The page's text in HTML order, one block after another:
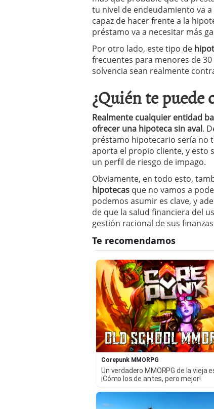
tu nivel de endeudamiento va
capaz de hacer frente a la
préstamo va a necesitar más
Por otro lado, este tipo de
frecuentes para menores de
solvencia sean realmente
¿Quién te puede
Realmente cualquier entidad
ofrecer una hipoteca sin aval.
préstamo hipotecario sería no
aporta el propio cliente, y esto
un perfil de riesgo de impago.
Obviamente, en todo esto,
hipotecas que no vamos a
podemos asumir es clave, y
de que la salud financiera del
gestión racional de sus
Corepunk MMORPG
Un verdadero MMORPG de la vieja
¡Cómo los de antes, pero mejor!